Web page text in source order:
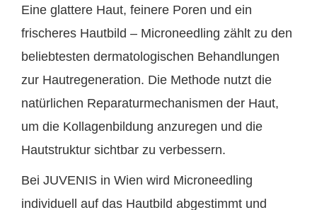
Eine glattere Haut, feinere Poren und ein
frischeres Hautbild – Microneedling zählt zu den
beliebtesten dermatologischen Behandlungen
zur Hautregeneration. Die Methode nutzt die
natürlichen Reparaturmechanismen der Haut,
um die Kollagenbildung anzuregen und die
Hautstruktur sichtbar zu verbessern.
Bei JUVENIS in Wien wird Microneedling
individuell auf das Hautbild abgestimmt und